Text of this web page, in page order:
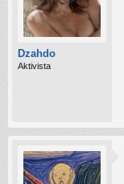
Dzahdo
Aktivista